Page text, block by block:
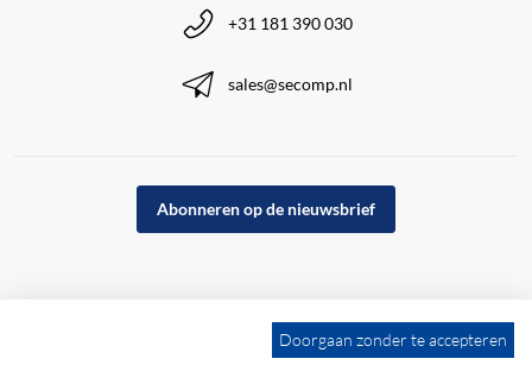
+31 181 390 030
sales@secomp.nl
Abonneren op de nieuwsbrief
Doorgaan zonder te accepteren